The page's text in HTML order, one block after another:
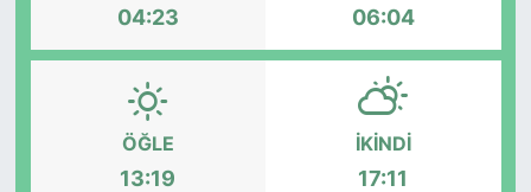
04:23 06:04
ÖĞLE
13:19
İKINDI
17:11